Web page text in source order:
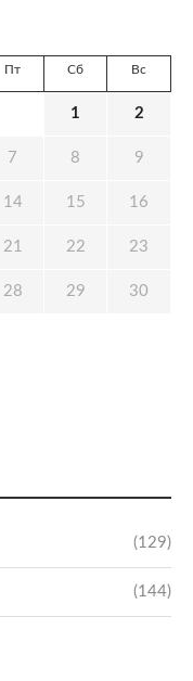
(129)
(144)
Пт Сб Вс
1 2
7 8 9
14 15 16
21 22 23
28 29 30